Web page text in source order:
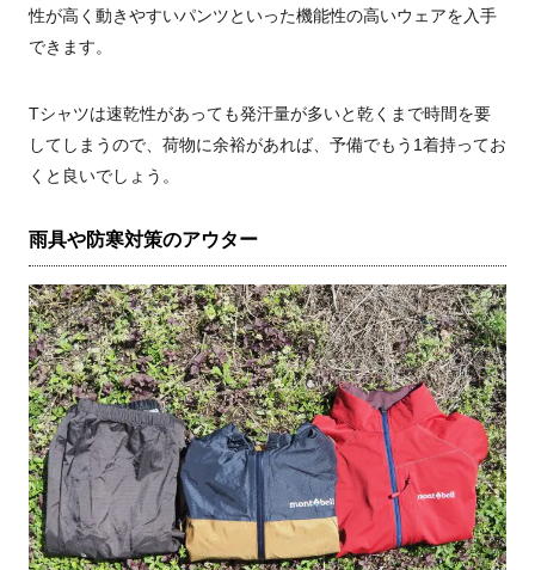
性が高く動きやすいパンツといった機能性の高いウェアを入手
できます。
Tシャツは速乾性があっても発汗量が多いと乾くまで時間を要
してしまうので、荷物に余裕があれば、予備でもう1着持ってお
くと良いでしょう。
雨具や防寒対策のアウター